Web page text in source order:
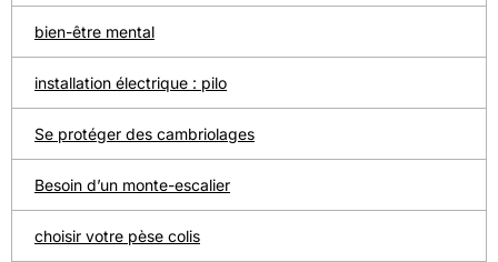
bien-être mental
installation électrique : pilo
Se protéger des cambriolages
Besoin d’un monte-escalier
choisir votre pèse colis